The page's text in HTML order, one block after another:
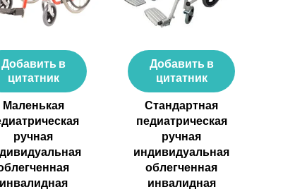
Добавить в
цитатник
Маленькая
ручная
инвалидная
Добавить в
цитатник
Стандартная
педиатрическая
ручная
индивидуальная
облегченная
инвалидная